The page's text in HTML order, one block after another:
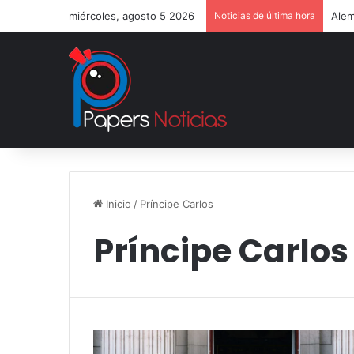
miércoles, agosto 5 2026 Noticias de última hora
Inicio / Príncipe Carlos
Príncipe Carlos